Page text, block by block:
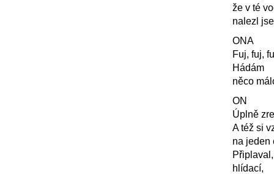
že v té
nalezl
ONA
Fuj, fuj,
Hádám
něco
ON
Úplně
A též si
na jeden
Připlaval,
hlídací,